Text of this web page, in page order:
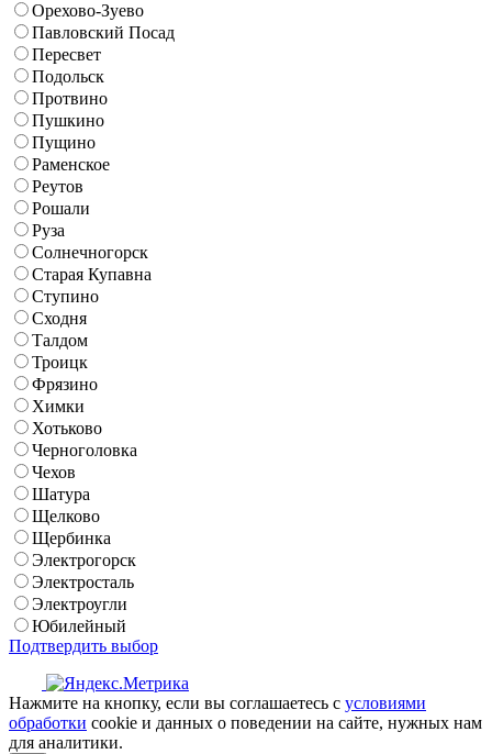
Орехово-Зуево
Павловский Посад
Пересвет
Подольск
Протвино
Пушкино
Пущино
Раменское
Реутов
Рошали
Руза
Солнечногорск
Старая Купавна
Ступино
Сходня
Талдом
Троицк
Фрязино
Химки
Хотьково
Черноголовка
Чехов
Шатура
Щелково
Щербинка
Электрогорск
Электросталь
Электроугли
Юбилейный
Подтвердить выбор
Нажмите на кнопку, если вы соглашаетесь с условиями
обработки cookie и данных о поведении на сайте, нужных нам
для аналитики.